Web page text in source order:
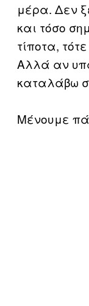
μέρα. Δεν
και τόσο
τίποτα,
Αλλά αν
καταλάβω
Μένουμε